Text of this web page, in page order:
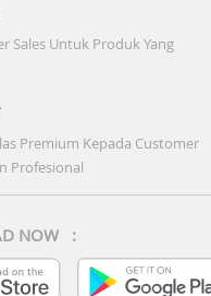
Sales Untuk Produk Yang
Premium Kepada Customer
Profesional
NOW :